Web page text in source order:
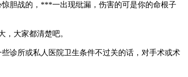
胆战的，***一出现纰漏，伤害的可是你的命根子
大家都清楚吧。
诊所或私人医院卫生条件不过关的话，对手术或术